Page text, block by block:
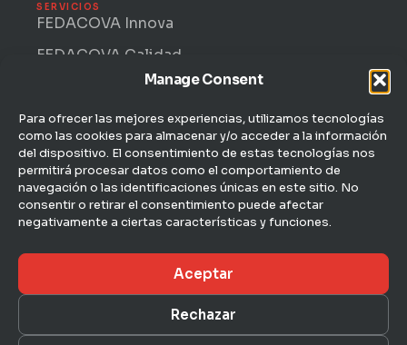
Manage Consent
Para ofrecer las mejores experiencias, utilizamos tecnologías
como las cookies para almacenar y/o acceder a la información
del dispositivo. El consentimiento de estas tecnologías nos
permitirá procesar datos como el comportamiento de
navegación o las identificaciones únicas en este sitio. No
consentir o retirar el consentimiento puede afectar
negativamente a ciertas características y funciones.
Aceptar
Rechazar
SERVICIOS
FEDACOVA Innova
FEDACOVA Calidad
Internacional · ENTRII
FEDACOVA Informa
Jurídico Laboral
CONTACTO
C/ Hernán Cortés, 4 — 1ª
46004 Valencia
fedacova@fedacova.org